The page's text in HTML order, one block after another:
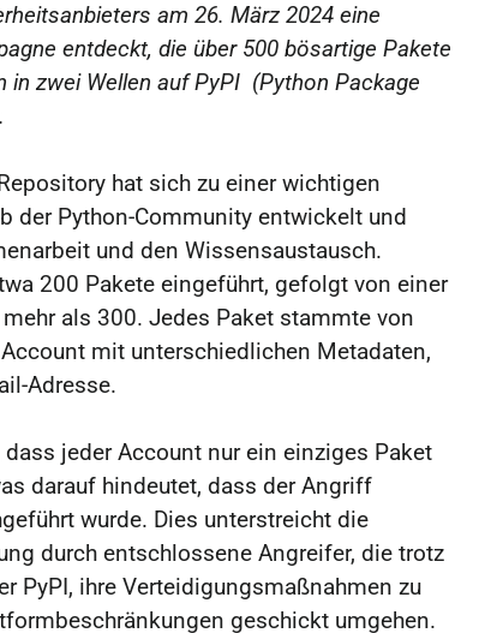
am 26. März 2024 eine
entdeckt, die über 500 bösartige Pakete
in zwei Wellen auf PyPI (Python Package
hat sich zu einer wichtigen
der Python-Community entwickelt und
und den Wissensaustausch.
200 Pakete eingeführt, gefolgt von einer
als 300. Jedes Paket stammte von
mit unterschiedlichen Metadaten,
Adresse.
jeder Account nur ein einziges Paket
darauf hindeutet, dass der Angriff
wurde. Dies unterstreicht die
durch entschlossene Angreifer, die trotz
PyPI, ihre Verteidigungsmaßnahmen zu
geschickt umgehen.